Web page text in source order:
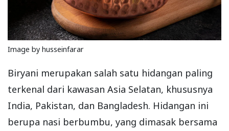
Image by husseinfarar
Biryani merupakan salah satu hidangan paling
terkenal dari kawasan Asia Selatan, khususnya
India, Pakistan, dan Bangladesh. Hidangan ini
berupa nasi berbumbu, yang dimasak bersama